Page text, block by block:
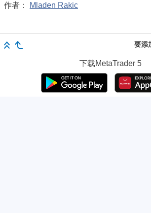
作者： Mladen Rakic
要添
下载MetaTrader 5